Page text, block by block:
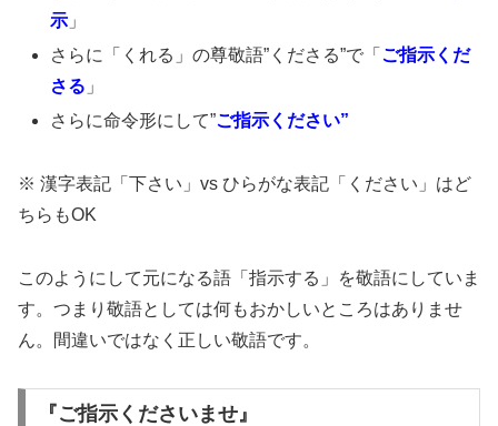
示 」
さらに「くれる」の尊敬語”くださる”で「 ご指示くだ
さる 」
さらに命令形にして”ご指示ください”
※ 漢字表記「下さい」vs ひらがな表記「ください」はど
ちらもOK
このようにして元になる語「指示する」を敬語にしていま
す。つまり敬語としては何もおかしいところはありませ
ん。間違いではなく正しい敬語です。
『ご指示くださいませ』